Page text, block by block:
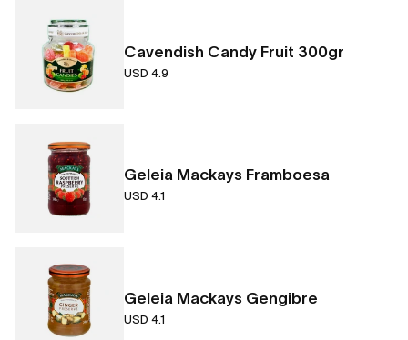
Cavendish Candy Fruit 300gr
USD 4.9
Geleia Mackays Framboesa
USD 4.1
Geleia Mackays Gengibre
USD 4.1